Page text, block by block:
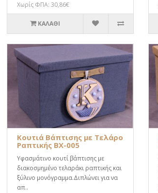
Χωρίς ΦΠΑ: 30,86€
ΚΑΛΆΘΙ
Κουτιά Βάπτισης με Τελάρο
Ραπτικής BX-005
Υφασμάτινο κουτί βάπτισης με
διακοσμημένο τελαράκι ραπτικής και
ξύλινο μονόγραμμα.Διπλώνει για να
απ..